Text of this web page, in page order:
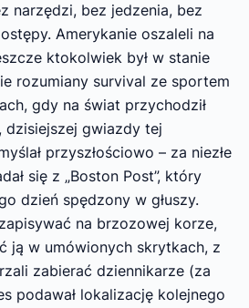
narzędzi, bez jedzenia, bez
Amerykanie oszaleli na
ktokolwiek był w stanie
rozumiany survival ze sportem
gdy na świat przychodził
dzisiejszej gwiazdy tej
przy­szłościowo – za niezłe
się z „Boston Post”, który
dzień spędzony w głuszy.
na brzozowej korze,
ją w umówionych skrytkach, z
zabierać dzienni­karze (za
podawał lo­kalizację kolejnego